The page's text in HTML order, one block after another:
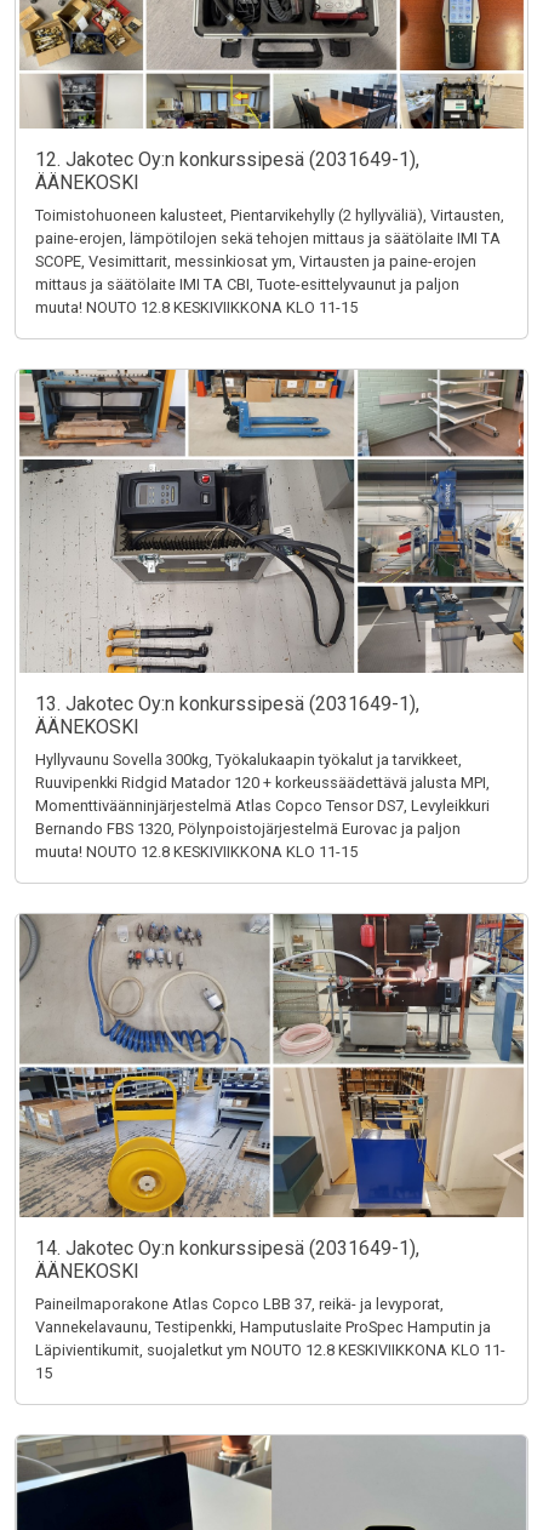
12. Jakotec Oy:n konkurssipesä (2031649-1),
ÄÄNEKOSKI
Toimistohuoneen kalusteet, Pientarvikehylly (2 hyllyväliä), Virtausten,
paine-erojen, lämpötilojen sekä tehojen mittaus ja säätölaite IMI TA
SCOPE, Vesimittarit, messinkiosat ym, Virtausten ja paine-erojen
mittaus ja säätölaite IMI TA CBI, Tuote-esittelyvaunut ja paljon
muuta! NOUTO 12.8 KESKIVIIKKONA KLO 11-15
13. Jakotec Oy:n konkurssipesä (2031649-1),
ÄÄNEKOSKI
Hyllyvaunu Sovella 300kg, Työkalukaapin työkalut ja tarvikkeet,
Ruuvipenkki Ridgid Matador 120 + korkeussäädettävä jalusta MPI,
Momenttiväänninjärjestelmä Atlas Copco Tensor DS7, Levyleikkuri
Bernando FBS 1320, Pölynpoistojärjestelmä Eurovac ja paljon
muuta! NOUTO 12.8 KESKIVIIKKONA KLO 11-15
14. Jakotec Oy:n konkurssipesä (2031649-1),
ÄÄNEKOSKI
Paineilmaporakone Atlas Copco LBB 37, reikä- ja levyporat,
Vannekelavaunu, Testipenkki, Hamputuslaite ProSpec Hamputin ja
Läpivientikumit, suojaletkut ym NOUTO 12.8 KESKIVIIKKONA KLO 11-
15